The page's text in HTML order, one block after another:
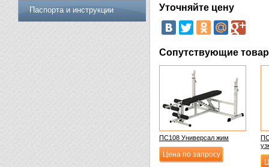
Уточняйте цену
Сопутствующие
ПС108 Универсал жим
Цена по запросу
Паспорта и инструкции